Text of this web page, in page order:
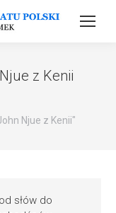
z Kenii
Njue z Kenii"
słów do